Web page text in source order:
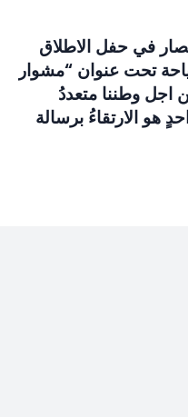
في حفل الاطلاق
تحت عنوان “مشوار
اجل وطننا متعددُ
هو الارتقاءُ برسالة